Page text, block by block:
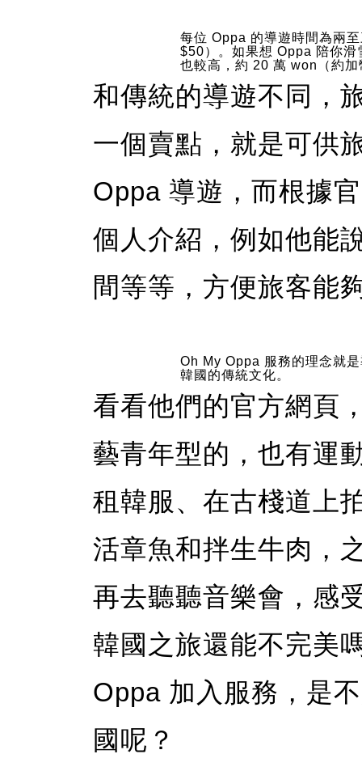
每位 Oppa 的導遊時間為兩
$50）。如果想 Oppa 陪你
也較高，約 20 萬 won（約
和傳統的導遊不同，
一個賣點，就是可供
Oppa 導遊，而根據
個人介紹，例如他能
間等等，方便旅客能
Oh My Oppa 服務的理念就
韓國的傳統文化。
看看他們的官方網頁
藝青年型的，也有運
租韓服、在古棧道上
活章魚和拌生牛肉，
再去聽聽音樂會，感
韓國之旅還能不完美
Oppa 加入服務，是
國呢？